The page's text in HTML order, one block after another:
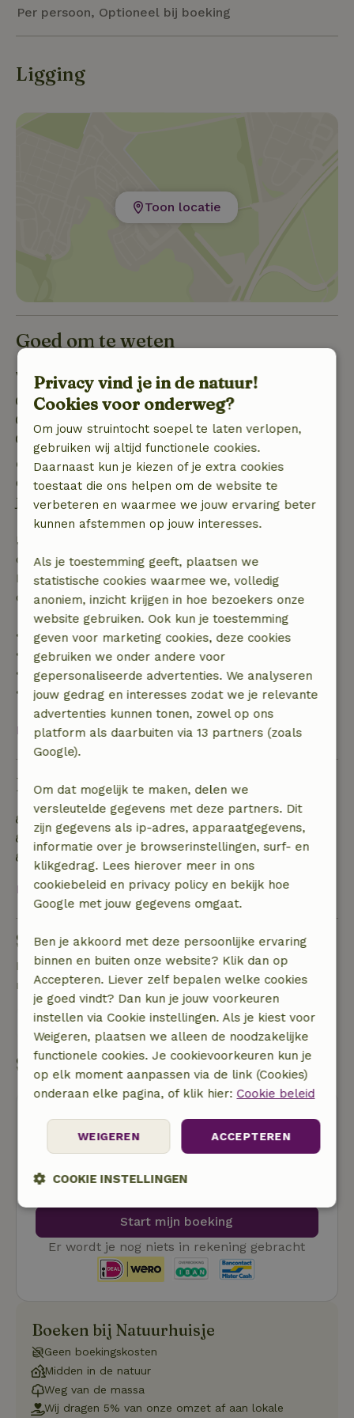
Per persoon, Optioneel bij boeking
Ligging
Toon locatie
Goed om te weten
Verblijfdetails
Inchecken: 15:00- 22:00
Vuurwerkvrije omgeving
Gratis annuleren binnen 24 uur
Gratis annuleren binnen 24 uur na bevestiging van
je boeking.
Bij annulering binnen gestelde periode heb je recht
op volledige terugbetaling van het boekingsbedrag.
Daarna krijg je een deel van de reissom en 100% van
de borg terugbetaald:
• tot 42 dagen voor aankomst: 70% terugbetaald
• 42–28 dagen voor aankomst: 40% terugbetaald
• 28 dagen tot de aankomstdag: 10% terugbetaald
• op de aankomstdag of later: geen terugbetaling
Bekijk alles
Duurzaamheid
Natuurlijke isolatiematerialen
Gebouwd met natuurlijke bouwmaterialen
Duurzame inventaris
Bekijk alles
Stel een vraag
Neem contact op met de verhuurder van het
natuurhuisje
Stuur een bericht
Start mijn boeking
Start mijn boeking
Er wordt je nog niets in rekening gebracht
Boeken bij Natuurhuisje
Geen boekingskosten
Midden in de natuur
Weg van de massa
Wij dragen 5% van onze omzet af aan lokale
Privacy vind je in de natuur!
Cookies voor onderweg?
Om jouw struintocht soepel te laten verlopen,
gebruiken wij altijd functionele cookies.
Daarnaast kun je kiezen of je extra cookies
toestaat die ons helpen om de website te
verbeteren en waarmee we jouw ervaring beter
kunnen afstemmen op jouw interesses.
Als je toestemming geeft, plaatsen we
statistische cookies waarmee we, volledig
anoniem, inzicht krijgen in hoe bezoekers onze
website gebruiken. Ook kun je toestemming
geven voor marketing cookies, deze cookies
gebruiken we onder andere voor
gepersonaliseerde advertenties. We analyseren
jouw gedrag en interesses zodat we je relevante
advertenties kunnen tonen, zowel op ons
platform als daarbuiten via 13 partners (zoals
Google).
Om dat mogelijk te maken, delen we
versleutelde gegevens met deze partners. Dit
zijn gegevens als ip-adres, apparaatgegevens,
informatie over je browserinstellingen, surf- en
klikgedrag. Lees hierover meer in ons
cookiebeleid en privacy policy en bekijk hoe
Google met jouw gegevens omgaat.
Ben je akkoord met deze persoonlijke ervaring
binnen en buiten onze website? Klik dan op
Accepteren. Liever zelf bepalen welke cookies
je goed vindt? Dan kun je jouw voorkeuren
instellen via Cookie instellingen. Als je kiest voor
Weigeren, plaatsen we alleen de noodzakelijke
functionele cookies. Je cookievoorkeuren kun je
op elk moment aanpassen via de link (Cookies)
onderaan elke pagina, of klik hier: Cookie beleid
ACCEPTEREN
WEIGEREN
COOKIE INSTELLINGEN
Prestatie